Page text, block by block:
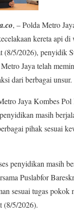
, – Polda Metro
kereta api
(8/5/2026), penyidik
Jaya telah
dari berbagai unsur.
Jaya Kombes
masih
pihak sesuai
penyidikan masih
Puslabfor
sesuai tugas pokok
(8/5/2026).